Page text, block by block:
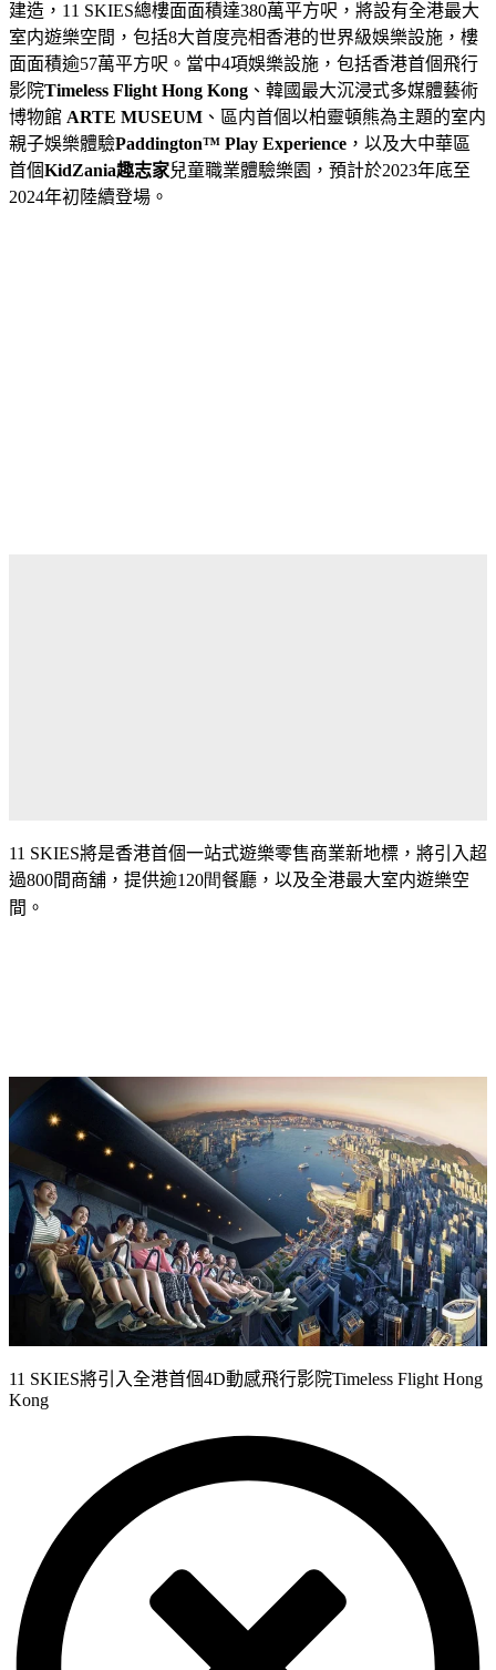
建造， 11 SKIES總樓面面積達380萬平方呎，將設有全港最大
室内遊樂空間，包括8大首度亮相香港的世界級娛樂設施，樓
面面積逾57萬平方呎。當中4項娛樂設施，包括香港首個飛行
影院Timeless Flight Hong Kong 、韓國最大沉浸式多媒體藝術
博物館 ARTE MUSEUM 、區内首個以柏靈頓熊為主題的室内
親子娛樂體驗Paddington™ Play Experience ，以及大中華區
首個KidZania趣志家兒童職業體驗樂園，預計於2023年底至
2024年初陸續登場。
11 SKIES將是香港首個一站式遊樂零售商業新地標，將引入超
過800間商舖， 提供逾120間餐廳，以及全港最大室内遊樂空
間。
11 SKIES將引入全港首個4D動感飛行影院Timeless Flight Hong
Kong